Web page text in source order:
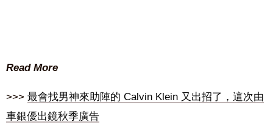
Read More
>>> 最會找男神來助陣的 Calvin Klein 又出招了，這次由
車銀優出鏡秋季廣告